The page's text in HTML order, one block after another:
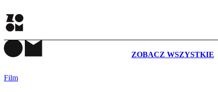
ZOBACZ WSZYSTKIE
Film